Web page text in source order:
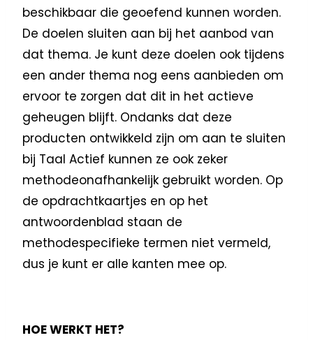
beschikbaar die geoefend kunnen worden.
De doelen sluiten aan bij het aanbod van
dat thema. Je kunt deze doelen ook tijdens
een ander thema nog eens aanbieden om
ervoor te zorgen dat dit in het actieve
geheugen blijft. Ondanks dat deze
producten ontwikkeld zijn om aan te sluiten
bij Taal Actief kunnen ze ook zeker
methodeonafhankelijk gebruikt worden. Op
de opdrachtkaartjes en op het
antwoordenblad staan de
methodespecifieke termen niet vermeld,
dus je kunt er alle kanten mee op.
HOE WERKT HET?